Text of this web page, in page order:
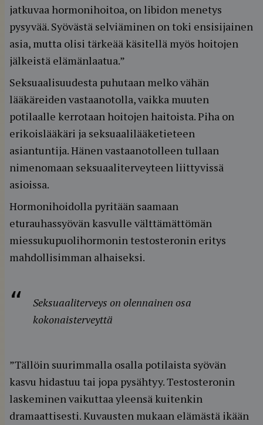
jatkuvaa hormonihoitoa, on libidon menetys
pysyvää. Syövästä selviäminen on toki ensisijainen
asia, mutta olisi tärkeää käsitellä myös hoitojen
jälkeistä elämänlaatua.”
Seksuaalisuudesta puhutaan melko vähän
lääkäreiden vastaanotolla, vaikka muuten
potilaalle kerrotaan hoitojen haitoista. Piha on
erikoislääkäri ja seksuaalilääketieteen
asiantuntija. Hänen vastaanotolleen tullaan
nimenomaan seksuaaliterveyteen liittyvissä
asioissa.
Hormonihoidolla pyritään saamaan
eturauhassyövän kasvulle välttämättömän
miessukupuolihormonin testosteronin eritys
mahdollisimman alhaiseksi.
Seksuaaliterveys on olennainen osa
kokonaisterveyttä
”Tällöin suurimmalla osalla potilaista syövän
kasvu hidastuu tai jopa pysähtyy. Testosteronin
laskeminen vaikuttaa yleensä kuitenkin
dramaattisesti. Kuvausten mukaan elämästä ikään